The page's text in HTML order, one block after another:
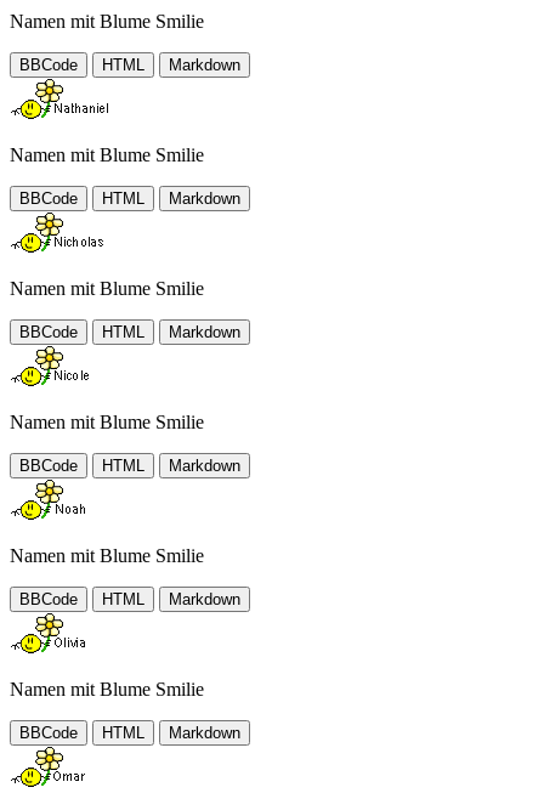
Namen mit Blume Smilie
BBCode HTML Markdown
Namen mit Blume Smilie
BBCode HTML Markdown
Namen mit Blume Smilie
BBCode HTML Markdown
Namen mit Blume Smilie
BBCode HTML Markdown
Namen mit Blume Smilie
BBCode HTML Markdown
Namen mit Blume Smilie
BBCode HTML Markdown